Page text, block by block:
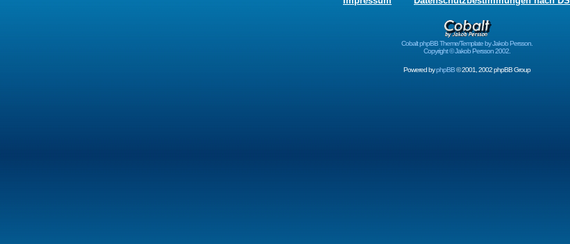
Cobalt phpBB Theme/Template by Jakob Persson.
Copyright © Jakob Persson 2002.
Powered byphpBB© 2001, 2002 phpBB Group